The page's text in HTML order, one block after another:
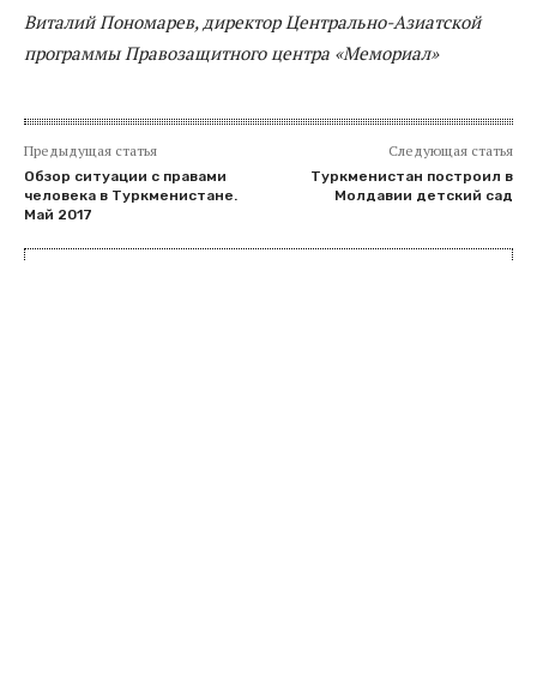
Виталий Пономарев, директорЦентрально-Азиатской
программы Правозащитного центра «Мемориал»
Предыдущая статья
Обзор ситуации с правами
человека в Туркменистане.
Май 2017
Следующая статья
Туркменистан построил в
Молдавии детский сад